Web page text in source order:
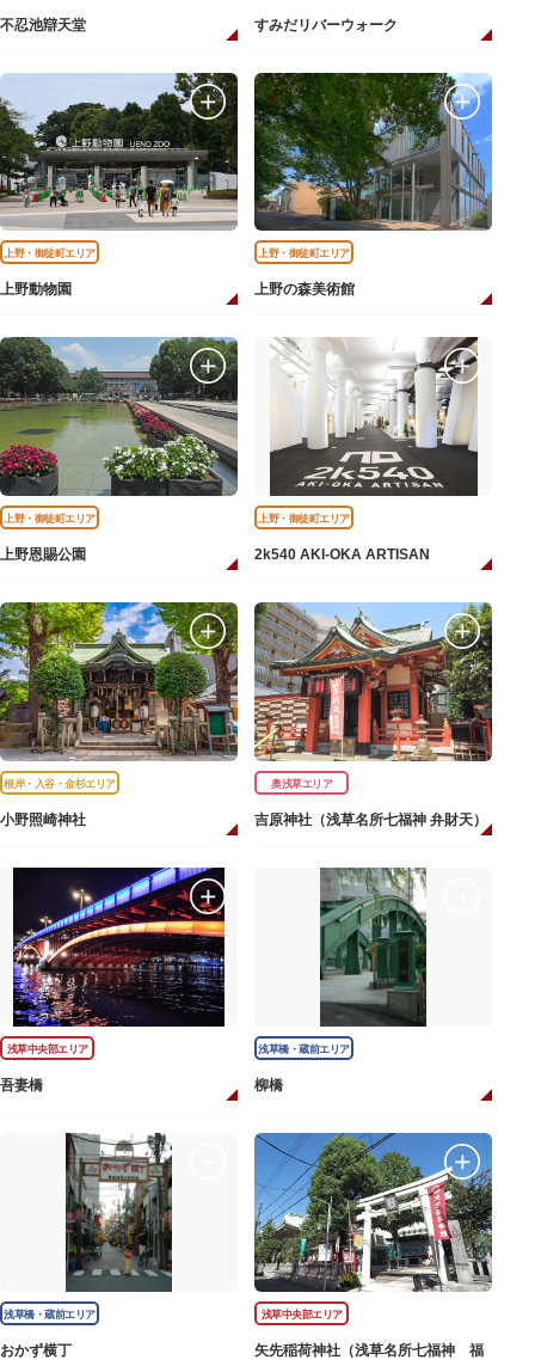
不忍池辯天堂 すみだリバーウォーク
上野・御徒町エリア
上野動物園
上野・御徒町エリア
上野の森美術館
上野・御徒町エリア
上野恩賜公園
上野・御徒町エリア
2k540 AKI-OKA ARTISAN
根岸・入谷・金杉エリア
小野照崎神社
奥浅草エリア
吉原神社（浅草名所七福神 弁財天）
浅草中央部エリア
吾妻橋
浅草橋・蔵前エリア
柳橋
浅草橋・蔵前エリア
おかず横丁
浅草中央部エリア
矢先稲荷神社（浅草名所七福神 福